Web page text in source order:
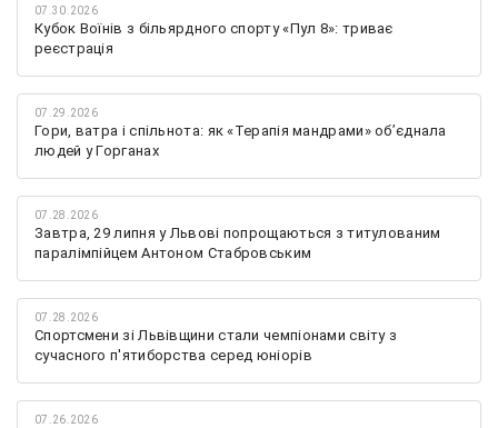
07.30.2026
Кубок Воїнів з більярдного спорту «Пул 8»: триває
реєстрація
07.29.2026
Гори, ватра і спільнота: як «Терапія мандрами» об’єднала
людей у Горганах
07.28.2026
Завтра, 29 липня у Львові попрощаються з титулованим
паралімпійцем Антоном Стабровським
07.28.2026
Спортсмени зі Львівщини стали чемпіонами світу з
сучасного п'ятиборства серед юніорів
07.26.2026